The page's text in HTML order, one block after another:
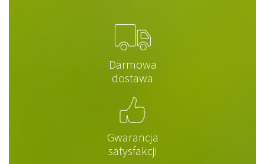
Darmowa
dostawa
Gwarancja
satysfakcji